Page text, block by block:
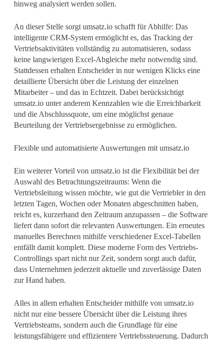
hinweg analysiert werden sollen.
An dieser Stelle sorgt umsatz.io schafft für Abhilfe: Das
intelligente CRM-System ermöglicht es, das Tracking der
Vertriebsaktivitäten vollständig zu automatisieren, sodass
keine langwierigen Excel-Abgleiche mehr notwendig sind.
Stattdessen erhalten Entscheider in nur wenigen Klicks eine
detaillierte Übersicht über die Leistung der einzelnen
Mitarbeiter – und das in Echtzeit. Dabei berücksichtigt
umsatz.io unter anderem Kennzahlen wie die Erreichbarkeit
und die Abschlussquote, um eine möglichst genaue
Beurteilung der Vertriebsergebnisse zu ermöglichen.
Flexible und automatisierte Auswertungen mit umsatz.io
Ein weiterer Vorteil von umsatz.io ist die Flexibilität bei der
Auswahl des Betrachtungszeitraums: Wenn die
Vertriebsleitung wissen möchte, wie gut die Vertriebler in den
letzten Tagen, Wochen oder Monaten abgeschnitten haben,
reicht es, kurzerhand den Zeitraum anzupassen – die Software
liefert dann sofort die relevanten Auswertungen. Ein erneutes
manuelles Berechnen mithilfe verschiedener Excel-Tabellen
entfällt damit komplett. Diese moderne Form des Vertriebs-
Controllings spart nicht nur Zeit, sondern sorgt auch dafür,
dass Unternehmen jederzeit aktuelle und zuverlässige Daten
zur Hand haben.
Alles in allem erhalten Entscheider mithilfe von umsatz.io
nicht nur eine bessere Übersicht über die Leistung ihres
Vertriebsteams, sondern auch die Grundlage für eine
leistungsfähigere und effizientere Vertriebssteuerung. Dadurch